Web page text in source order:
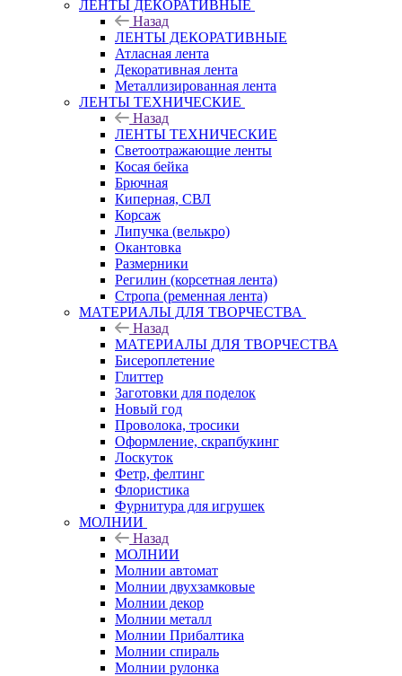
ЛЕНТЫ ДЕКОРАТИВНЫЕ
Назад
ЛЕНТЫ ДЕКОРАТИВНЫЕ
Атласная лента
Декоративная лента
Металлизированная лента
ЛЕНТЫ ТЕХНИЧЕСКИЕ
Назад
ЛЕНТЫ ТЕХНИЧЕСКИЕ
Светоотражающие ленты
Косая бейка
Брючная
Киперная, СВЛ
Корсаж
Липучка (велькро)
Окантовка
Размерники
Регилин (корсетная лента)
Стропа (ременная лента)
МАТЕРИАЛЫ ДЛЯ ТВОРЧЕСТВА
Назад
МАТЕРИАЛЫ ДЛЯ ТВОРЧЕСТВА
Бисероплетение
Глиттер
Заготовки для поделок
Новый год
Проволока, тросики
Оформление, скрапбукинг
Лоскуток
Фетр, фелтинг
Флористика
Фурнитура для игрушек
МОЛНИИ
Назад
МОЛНИИ
Молнии автомат
Молнии двухзамковые
Молнии декор
Молнии металл
Молнии Прибалтика
Молнии спираль
Молнии рулонка